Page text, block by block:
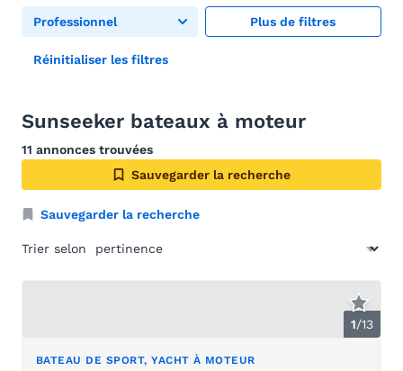
Professionnel Plus de filtres
Réinitialiser les filtres
Sunseeker bateaux à moteur
11 annonces trouvées
Sauvegarder la recherche
Sauvegarder la recherche
Trier selon
1/13
BATEAU DE SPORT, YACHT À MOTEUR